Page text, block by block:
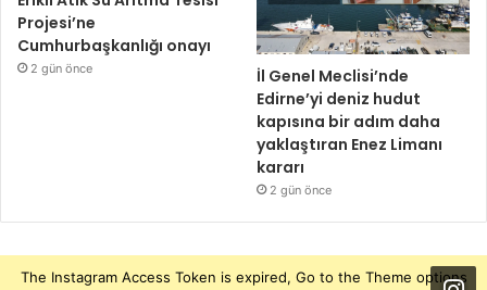
Projesi’ne
Cumhurbaşkanlığı onayı
2 gün önce
İl Genel Meclisi’nde
Edirne’yi deniz hudut
kapısına bir adım daha
yaklaştıran Enez Limanı
kararı
2 gün önce
The Instagram Access Token is expired, Go to the Theme options